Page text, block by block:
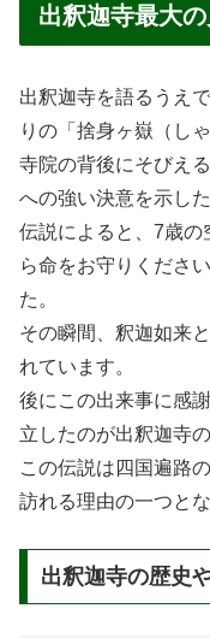
出釈迦寺最大
出釈迦寺を語るうえ
りの「捨身ヶ嶽（し
寺院の背後にそびえ
への強い決意を示し
伝説によると、7歳の
ら命をお守りくださ
た。
その瞬間、釈迦如来
れています。
後にこの出来事に感
立したのが出釈迦寺
この伝説は四国遍路
訪れる理由の一つと
出釈迦寺の歴史